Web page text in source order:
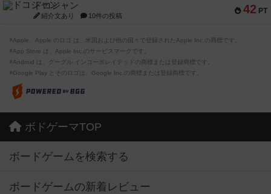
42 PT
ドコジャン
紹介文あり 10件の投稿
※Apple、Apple のロゴ は、米国および他の国々で登録されたApple Inc.の商標です。
※App Store は、Apple Inc.のサービスマークです。
※Android は、グーグル インコーポレイテッドの商標または登録商標です。
※Google Play とそのロゴは、Google Inc.の商標または登録商標です。
ボドゲーマTOP
ボードゲームを検索する
ボードゲームの新着レビュー